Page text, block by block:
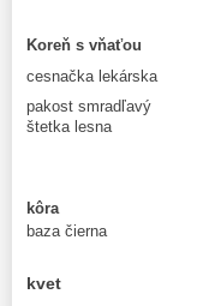
Koreň s vňaťou
cesnačka lekárska
pakost smradľavý
štetka lesna
kôra
baza čierna
kvet